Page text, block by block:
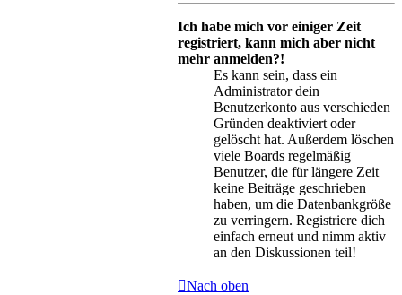
Ich habe mich vor einiger Zeit
registriert, kann mich aber nicht
mehr anmelden?!
Es kann sein, dass ein
Administrator dein
Benutzerkonto aus verschieden
Gründen deaktiviert oder
gelöscht hat. Außerdem löschen
viele Boards regelmäßig
Benutzer, die für längere Zeit
keine Beiträge geschrieben
haben, um die Datenbankgröße
zu verringern. Registriere dich
einfach erneut und nimm aktiv
an den Diskussionen teil!
Nach oben